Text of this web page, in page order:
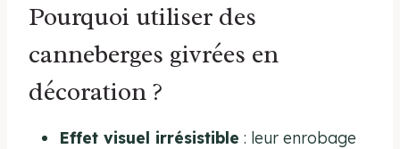
Pourquoi utiliser des
canneberges givrées en
décoration ?
Effet visuel irrésistible : leur enrobage